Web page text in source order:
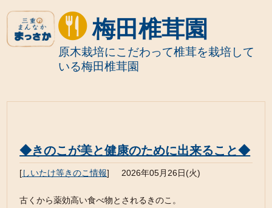
梅田椎茸園
原木栽培にこだわって椎茸を栽培して
いる梅田椎茸園
◆きのこが美と健康のために出来ること◆
[しいたけ等きのこ情報] 2026年05月26日(火)
古くから薬効高い食べ物とされるきのこ。